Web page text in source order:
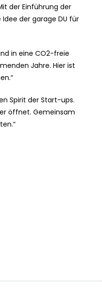
der Einführung der
der garage DU für
in eine CO2-freie
Jahre. Hier ist
Spirit der Start-ups.
öffnet. Gemeinsam